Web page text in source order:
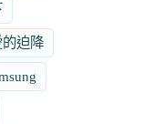
的迫降